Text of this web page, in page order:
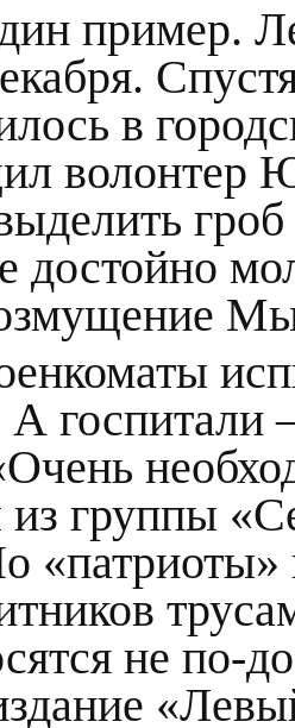
пример.
в
волонтер
достойно
госпитали
из группы
«патриоты»
не по-